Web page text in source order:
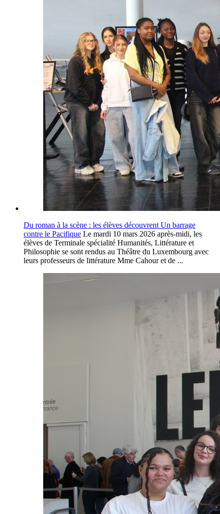
Du roman à la scène : les élèves découvrent Un barrage
contre le Pacifique Le mardi 10 mars 2026 après-midi, les
élèves de Terminale spécialité Humanités, Littérature et
Philosophie se sont rendus au Théâtre du Luxembourg avec
leurs professeurs de littérature Mme Cahour et de ...